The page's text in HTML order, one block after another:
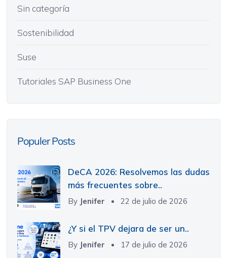
Sin categoría
Sostenibilidad
Suse
Tutoriales SAP Business One
Populer Posts
DeCA 2026: Resolvemos las dudas
más frecuentes sobre..
By Jenifer 22 de julio de 2026
¿Y si el TPV dejara de ser un..
By Jenifer 17 de julio de 2026